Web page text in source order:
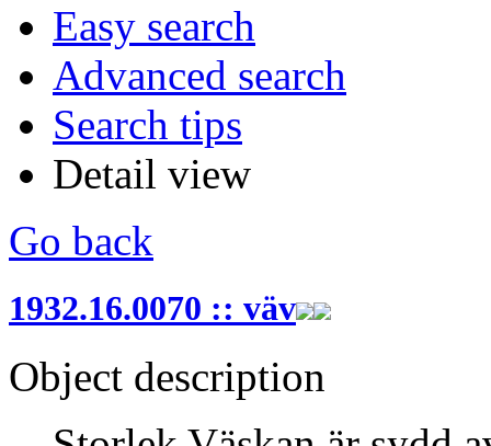
Easy search
Advanced search
Search tips
Detail view
Go back
1932.16.0070 :: väv
Object description